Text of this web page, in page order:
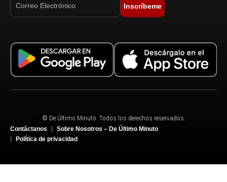
Inscríbeme
© De Último Minuto. Todos los derechos reservados.
Contáctanos
Sobre Nosotros – De Último Minuto
Política de privacidad